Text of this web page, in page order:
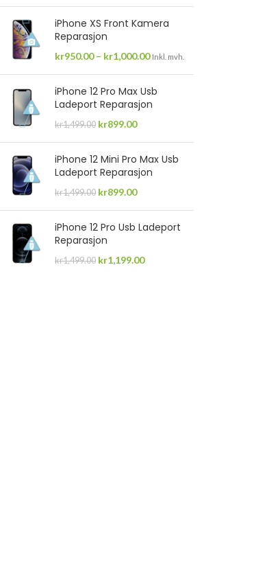
iPhone XS Front Kamera
Reparasjon
kr950.00 – kr1,000.00 Inkl. mvh.
iPhone 12 Pro Max Usb
Ladeport Reparasjon
kr1,499.00 kr899.00
iPhone 12 Mini Pro Max Usb
Ladeport Reparasjon
kr1,499.00 kr899.00
iPhone 12 Pro Usb Ladeport
Reparasjon
kr1,499.00 kr1,199.00